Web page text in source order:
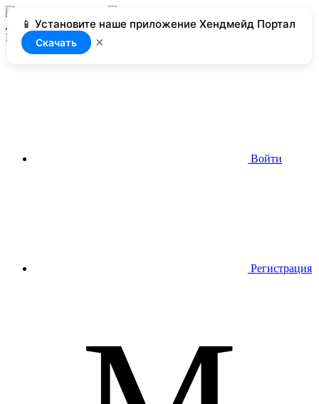
📱 Установите наше приложение Хендмейд Портал
Скачать ×
Добавить
Нет доступа
Войти
Регистрация